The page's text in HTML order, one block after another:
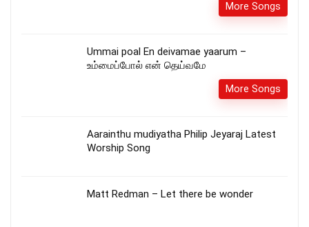
More Songs
Ummai poal En deivamae yaarum –
உம்மைப்போல் என் தெய்வமே
More Songs
Aarainthu mudiyatha Philip Jeyaraj Latest
Worship Song
Matt Redman – Let there be wonder